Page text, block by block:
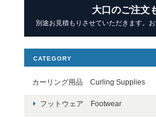
大口のご注文
別途お見積もりさせていただきます。
CATEGORY
カーリング用品 Curling Supplies
フットウェア Footwear